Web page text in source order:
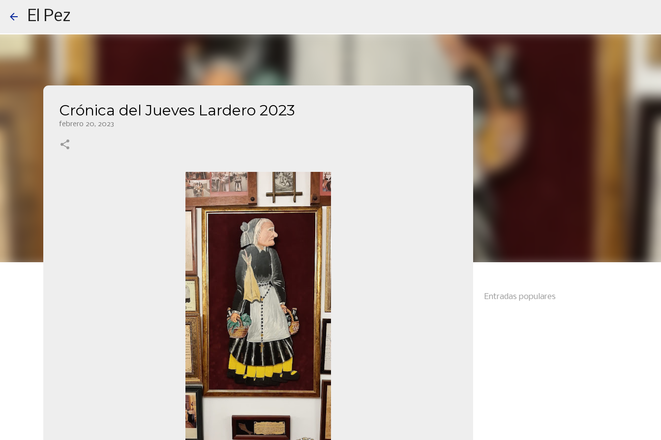
El Pez
Crónica del Jueves Lardero 2023
febrero 20, 2023
Entradas populares